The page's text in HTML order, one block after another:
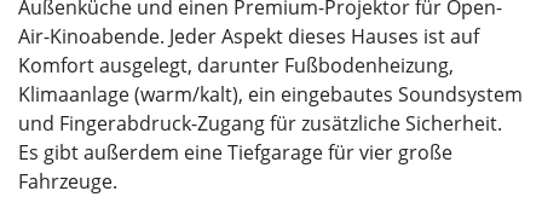
Außenküche und einen Premium-Projektor für Open-
Air-Kinoabende. Jeder Aspekt dieses Hauses ist auf
Komfort ausgelegt, darunter Fußbodenheizung,
Klimaanlage (warm/kalt), ein eingebautes Soundsystem
und Fingerabdruck-Zugang für zusätzliche Sicherheit.
Es gibt außerdem eine Tiefgarage für vier große
Fahrzeuge.